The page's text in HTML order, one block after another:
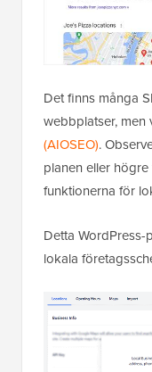
Det finns många
webbplatser, men
(AIOSEO).
planen eller
funktionerna för
Detta
lokala